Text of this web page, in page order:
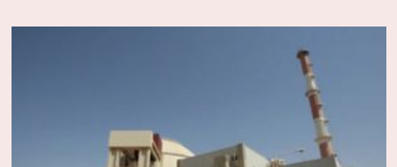
Армения
без
российского